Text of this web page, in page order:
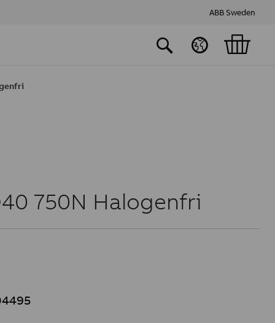
ABB Sweden
750N Halogenfri